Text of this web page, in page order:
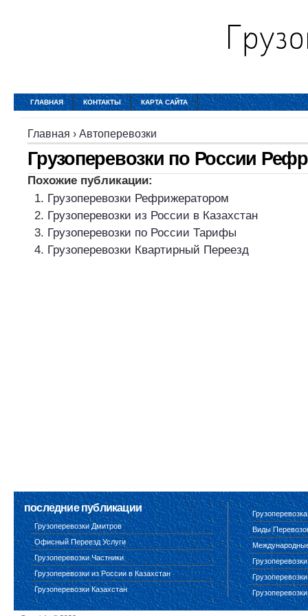
ГЛАВНАЯ КОНТАКТЫ КАРТА САЙТА
Главная › Автоперевозки
Грузоперевозки по России
Похожие публикации:
Грузоперевозки Рефрижератором
Грузоперевозки из России в Казахстан
Грузоперевозки по России Тарифы
Грузоперевозки Квартирный Переезд
последние публикации
Грузоперевозки Дмитров
Офисный Переезд Услуги
Грузоперевозки Частники
Грузоперевозки из России в Казахстан
Грузоперевозки Казахстан
Виды